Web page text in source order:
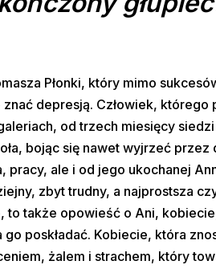
Płonki, który mimo
depresją. Człowiek,
od trzech miesięcy
bojąc się nawet wyjrzeć przez
ale i od jego ukochanej
zbyt trudny, a najprostsza
, to także opowieść o Ani,
go poskładać. Kobiecie, która
żalem i strachem, który